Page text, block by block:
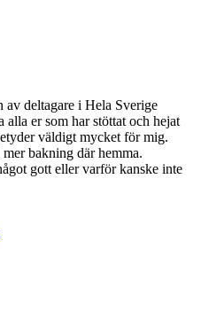
av deltagare i Hela Sverige
er som har stöttat och hejat
väldigt mycket för mig.
bakning där hemma.
gott eller varför kanske inte